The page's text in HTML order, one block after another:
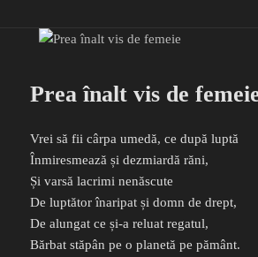
Prea înalt vis de
Vrei să fii cârpa umedă, ce după luptă
Înmiresmează și dezmiardă răni,
Și varsă lacrimi nenăscute
De luptător înaripat și domn de drept,
De alungat ce și-a reluat regatul,
Bărbat stăpân pe o planetă pe pământ.